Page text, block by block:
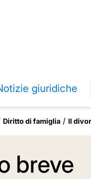
giuridiche
Diritto di famiglia Il
breve